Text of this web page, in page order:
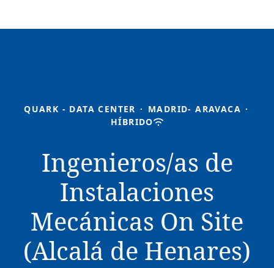
QUARK - DATA CENTER · MADRID- ARAVACA ·
HÍBRIDO
Ingenieros/as de
Instalaciones
Mecánicas On Site
(Alcalá de Henares)